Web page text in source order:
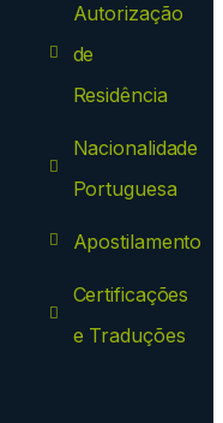
Autorização
de
Residência
Nacionalidade
Portuguesa
Apostilamento
Certificações
e Traduções